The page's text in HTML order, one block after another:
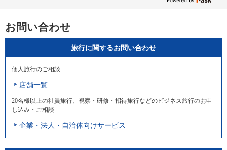
お問い合わせ
旅行に関するお問い合わせ
個人旅行のご相談
店舗一覧
20名様以上の社員旅行、視察・研修・招待旅行などのビジネス旅行のお申
し込み・ご相談
企業・法人・自治体向けサービス